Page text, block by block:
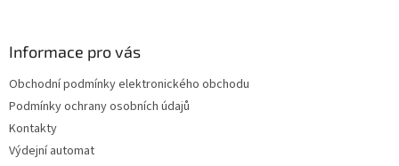
Informace pro vás
Obchodní podmínky elektronického obchodu
Podmínky ochrany osobních údajů
Kontakty
Výdejní automat